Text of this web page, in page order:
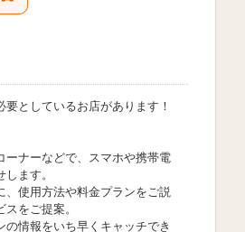
要としているお店があります！
ーナーなどで、スマホや携帯電
ます。
、使用方法や料金プランをご説
をご提案。
の情報をいち早くキャッチでき